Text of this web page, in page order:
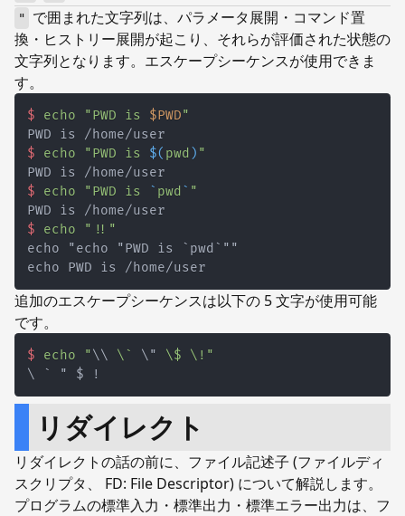
"
で囲まれた文字列は、パラメータ展開・コマンド置
換・ヒストリー展開が起こり、それらが評価された状態の
文字列となります。エスケープシーケンスが使用できま
す。
$ echo "PWD is $PWD"
$
echo "PWD is $( pwd ) "
$
echo "PWD is ` pwd ` "
$
echo
"!!"
追加のエスケープシーケンスは以下の 5 文字が使用可能
です。
$ echo "\\ \` \"
\$ \!"
リダイレクト
リダイレクトの話の前に、ファイル記述子 (ファイルディ
スクリプタ、 FD: File Descriptor) について解説します。
プログラムの標準入力・標準出力・標準エラー出力は、フ